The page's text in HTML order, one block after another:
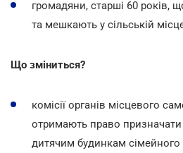
громадяни, старші 60 років,
та мешкають у сільській
Що зміниться?
комісії органів місцевого
отримають право
дитячим будинкам